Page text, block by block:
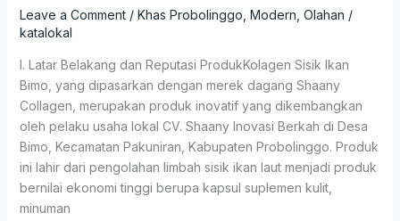
Leave a Comment / Khas Probolinggo Modern Olahan /
katalokal
I. Latar Belakang dan Reputasi ProdukKolagen Sisik Ikan
Bimo, yang dipasarkan dengan merek dagang Shaany
Collagen, merupakan produk inovatif yang dikembangkan
oleh pelaku usaha lokal CV. Shaany Inovasi Berkah di Desa
Bimo, Kecamatan Pakuniran, Kabupaten Probolinggo. Produk
ini lahir dari pengolahan limbah sisik ikan laut menjadi produk
bernilai ekonomi tinggi berupa kapsul suplemen kulit,
minuman